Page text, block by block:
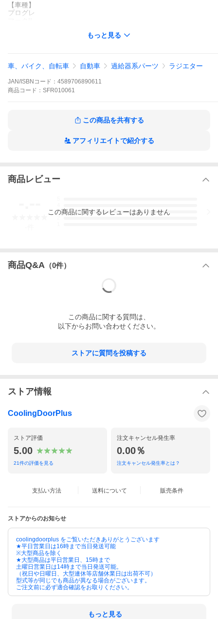
【車種】
プログレ
【仕様】
すべて新品パーツを使用しています。
もちろん車検対応品です。
ラジエーター交換の際は、下記部品の同時交換をお勧めします。
●ラジエーターキャップ
※劣化が原因でクーラント漏れ等のトラブルとなります。
大切に保管下さい。
もっと見る
車、バイク、自転車 自動車 過給器系パーツ ラジエター
JAN/ISBNコード： 4589706890611
商品 コード： SFR010061
この商品を共有する
アフィリエイトで紹介する
商品レビュー
3
この商品に関するレビューはありません
商品Q&A （0件）
この商品に関する質問は、
以下からお問い合わせください。
ストアに質問を投稿する
ストア情報
CoolingDoorPlus
ストア評価
5.00
21件の評価を見る
注文キャンセル発生率
0.00％
注文キャンセル発生率とは？
支払い方法 送料について 販売条件
ストアからのお知らせ
coolingdoorplus をご覧いただきありがとうございます
★平日営業日は16時まで当日発送可能
※大型商品を除く
★大型商品は平日営業日、15時まで
土曜日営業日は14時まで当日発送可能。
（祝日や日曜日、大型連休等店舗休業日は出荷不可）
型式等が同じでも商品が異なる場合がございます。
ご注文前に必ず適合確認をお取りください。
もっと見る